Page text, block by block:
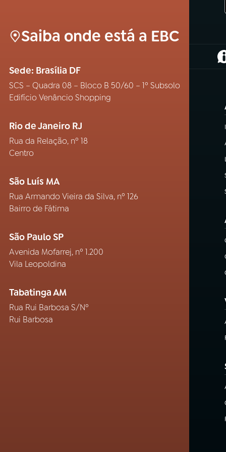
Saiba onde está a EBC
Sede: Brasília DF
SCS – Quadra 08 – Bloco B 50/60 – 1º Subsolo
Edifício Venâncio Shopping
Rio de Janeiro RJ
Rua da Relação, nº 18
Centro
São Luís MA
Rua Armando Vieira da Silva, nº 126
Bairro de Fátima
São Paulo SP
Avenida Mofarrej, nº 1.200
Vila Leopoldina
Tabatinga AM
Rua Rui Barbosa S/Nº
Rui Barbosa